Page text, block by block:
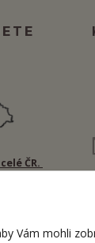
ČR.
Vám mohli